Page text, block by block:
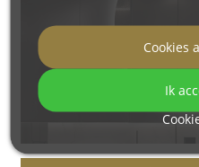
Cookies
Ik